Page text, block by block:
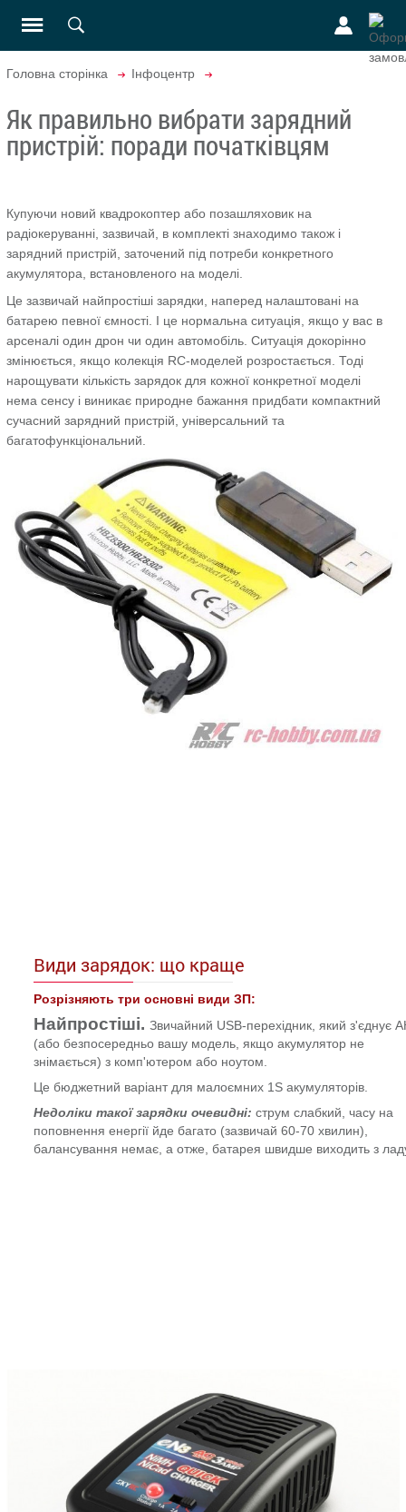
Головна сторінка Інфоцентр
Як правильно вибрати зарядний
пристрій: поради початківцям
Купуючи новий квадрокоптер або позашляховик на
радіокеруванні, зазвичай, в комплекті знаходимо також і
зарядний пристрій, заточений під потреби конкретного
акумулятора, встановленого на моделі.
Це зазвичай найпростіші зарядки, наперед налаштовані на
батарею певної ємності. І це нормальна ситуація, якщо у вас в
арсеналі один дрон чи один автомобіль. Ситуація докорінно
змінюється, якщо колекція RC-моделей розростається. Тоді
нарощувати кількість зарядок для кожної конкретної моделі
нема сенсу і виникає природне бажання придбати компактний
сучасний зарядний пристрій, універсальний та
багатофункціональний.
Види зарядок: що краще
Розрізняють три основні види ЗП:
Найпростіші. Звичайний USB-перехідник, який з'єднує
(або безпосередньо вашу модель, якщо акумулятор не
знімається) з комп'ютером або ноутом.
Це бюджетний варіант для малоємних 1S акумуляторів.
Недоліки такої зарядки очевидні: струм слабкий, часу на
поповнення енергії йде багато (зазвичай 60-70 хвилин),
балансування немає, а отже, батарея швидше виходить з